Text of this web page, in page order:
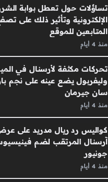
تساؤلات حول تعطل بوابة
الإلكترونية وتأثير ذلك على
المتابعين للموقع
منذ 4 أيام
تحركات مكثفة لأرسنال في
وليفربول يضع عينه على نجم
سان جيرمان
منذ 4 أيام
كواليس رد ريال مدريد على
آرسنال المرتقب لضم
جونيور
منذ 4 أيام